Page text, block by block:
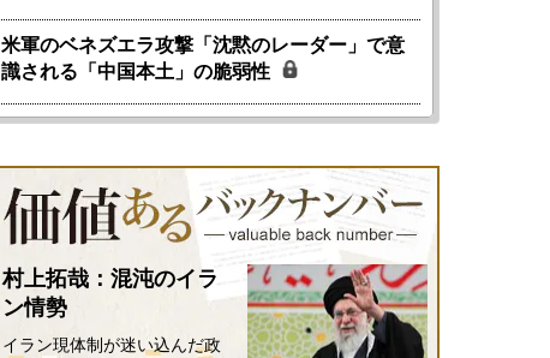
米軍のベネズエラ攻撃「沈黙のレーダー」で意
識される「中国本土」の脆弱性
村上拓哉：混沌のイラ
ン情勢
イラン現体制が迷い込んだ政